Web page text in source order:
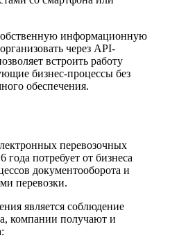
информационную
через API-
встроить работу
бизнес-процессы без
обеспечения.
перевозочных
года потребует от бизнеса
документооборота и
перевозки.
является соблюдение
компании получают и